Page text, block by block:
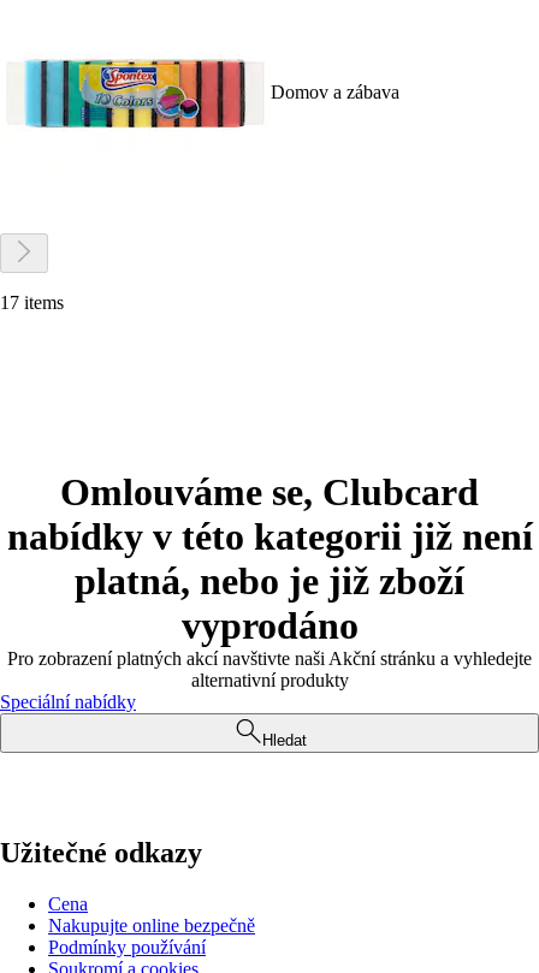
Domov a zábava
17 items
Omlouváme se, Clubcard
nabídky v této kategorii již není
platná, nebo je již zboží
vyprodáno
Pro zobrazení platných akcí navštivte naši Akční stránku a vyhledejte
alternativní produkty
Speciální nabídky
Hledat
Užitečné odkazy
Cena
Nakupujte online bezpečně
Podmínky používání
Soukromí a cookies